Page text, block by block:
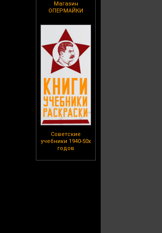
Магазин
ОПЕРМАЙКИ
Советские
учебники 1940-50х
годов